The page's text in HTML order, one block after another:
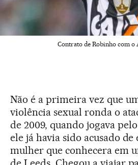
Contrato de Robinho com o
Não é a primeira vez que
violência sexual ronda o
de 2009, quando jogava
ele já havia sido acusado
mulher que conhecera em